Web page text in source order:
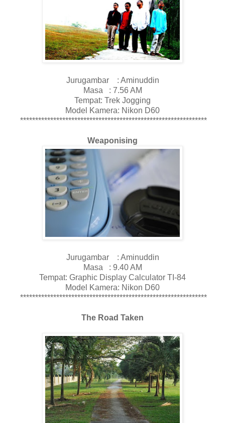
Jurugambar : Aminuddin
Masa : 7.56 AM
Tempat: Trek Jogging
Model Kamera: Nikon D60
**************************************************************
Weaponising
Jurugambar : Aminuddin
Masa : 9.40 AM
Tempat: Graphic Display Calculator TI-84
Model Kamera: Nikon D60
**************************************************************
The Road Taken